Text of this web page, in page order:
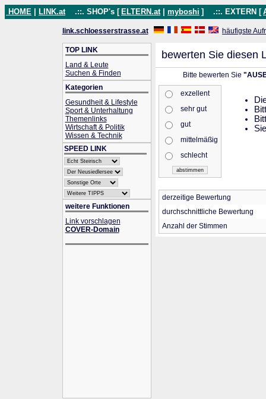
HOME LINK.at .::. SHOP's [ ELTERN.at myboshi ] .::. EXTERN [
link.schloesserstrasse.at häufigste
TOP LINK
Land & Leute
Suchen & Finden
Kategorien
Gesundheit & Lifestyle
Sport & Unterhaltung
Themenlinks
Wirtschaft & Politik
Wissen & Technik
SPEED LINK
weitere Funktionen
Link vorschlagen
COVER-Domain
bewerten Sie diesen
Bitte bewerten Sie
exzellent
sehr gut
gut
mittelmäßig
schlecht
derzeitige Bewertung
durchschnittliche Bewertung
Anzahl der Stimmen